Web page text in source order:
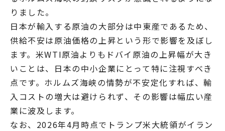
りました。
日本が輸入する原油の大部分は中東産であるため、
供給不安は原油価格の上昇という形で影響を及ぼし
ます。米WTI原油よりもドバイ原油の上昇幅が大き
いことは、日本の中小企業にとって特に注視すべき
点です。ホルムズ海峡の情勢が不安定化すれば、輸
入コストの増大は避けられず、その影響は幅広い産
業に波及します。
なお、2026年4月時点でトランプ米大統領がイラン